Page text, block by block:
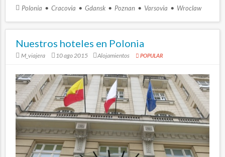
Polonia Cracovia Gdansk Poznan Varsovia Wroclaw
Nuestros hoteles en Polonia
M_viajera 10 ago 2015 Alojamientos POPULAR